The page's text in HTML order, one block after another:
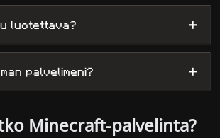
luotettava? +
palvelimeni? +
Minecraft-palvelinta?